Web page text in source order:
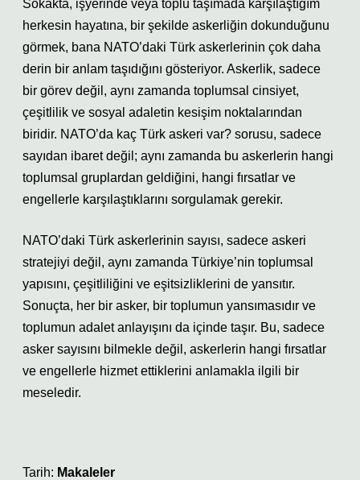
Sokakta, işyerinde veya toplu taşımada karşılaştığım
herkesin hayatına, bir şekilde askerliğin dokunduğunu
görmek, bana NATO’daki Türk askerlerinin çok daha
derin bir anlam taşıdığını gösteriyor. Askerlik, sadece
bir görev değil, aynı zamanda toplumsal cinsiyet,
çeşitlilik ve sosyal adaletin kesişim noktalarından
biridir. NATO’da kaç Türk askeri var? sorusu, sadece
sayıdan ibaret değil; aynı zamanda bu askerlerin hangi
toplumsal gruplardan geldiğini, hangi fırsatlar ve
engellerle karşılaştıklarını sorgulamak gerekir.
NATO’daki Türk askerlerinin sayısı, sadece askeri
stratejiyi değil, aynı zamanda Türkiye’nin toplumsal
yapısını, çeşitliliğini ve eşitsizliklerini de yansıtır.
Sonuçta, her bir asker, bir toplumun yansımasıdır ve
toplumun adalet anlayışını da içinde taşır. Bu, sadece
asker sayısını bilmekle değil, askerlerin hangi fırsatlar
ve engellerle hizmet ettiklerini anlamakla ilgili bir
meseledir.
Tarih: Makaleler